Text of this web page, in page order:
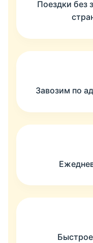
Поездки без
Завозим по